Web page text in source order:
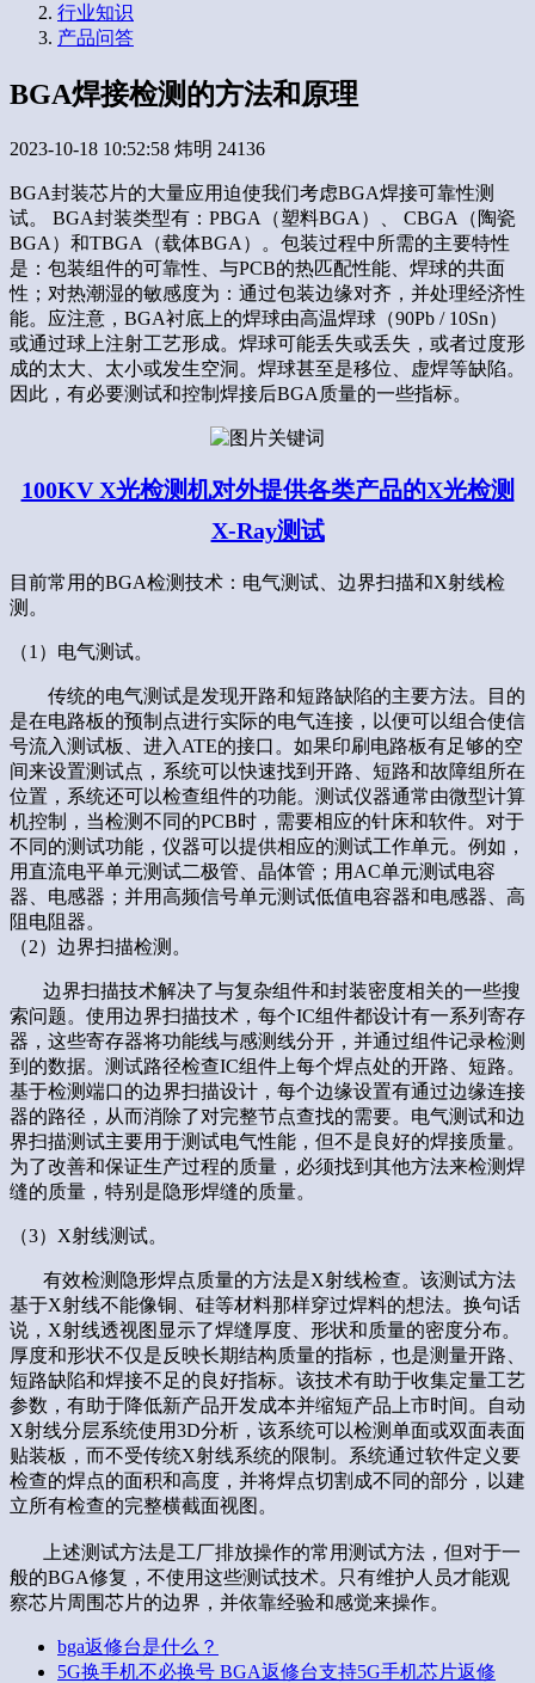
行业知识
产品问答
BGA焊接检测的方法和原理
2023-10-18 10:52:58 炜明 24136
BGA封装芯片的大量应用迫使我们考虑BGA焊接可靠性测
试。 BGA封装类型有：PBGA（塑料BGA）、 CBGA（陶瓷
BGA）和TBGA（载体BGA）。包装过程中所需的主要特性
是：包装组件的可靠性、与PCB的热匹配性能、焊球的共面
性；对热潮湿的敏感度为：通过包装边缘对齐，并处理经济性
能。应注意，BGA衬底上的焊球由高温焊球（90Pb / 10Sn）
或通过球上注射工艺形成。焊球可能丢失或丢失，或者过度形
成的太大、太小或发生空洞。焊球甚至是移位、虚焊等缺陷。
因此，有必要测试和控制焊接后BGA质量的一些指标。
100KV X光检测机对外提供各类产品的X光检测
X-Ray测试
目前常用的BGA检测技术：电气测试、边界扫描和X射线检
测。
（1）电气测试。
传统的电气测试是发现开路和短路缺陷的主要方法。目的
是在电路板的预制点进行实际的电气连接，以便可以组合使信
号流入测试板、进入ATE的接口。如果印刷电路板有足够的空
间来设置测试点，系统可以快速找到开路、短路和故障组所在
位置，系统还可以检查组件的功能。测试仪器通常由微型计算
机控制，当检测不同的PCB时，需要相应的针床和软件。对于
不同的测试功能，仪器可以提供相应的测试工作单元。例如，
用直流电平单元测试二极管、晶体管；用AC单元测试电容
器、电感器；并用高频信号单元测试低值电容器和电感器、高
阻电阻器。
（2）边界扫描检测。
边界扫描技术解决了与复杂组件和封装密度相关的一些搜
索问题。使用边界扫描技术，每个IC组件都设计有一系列寄存
器，这些寄存器将功能线与感测线分开，并通过组件记录检测
到的数据。测试路径检查IC组件上每个焊点处的开路、短路。
基于检测端口的边界扫描设计，每个边缘设置有通过边缘连接
器的路径，从而消除了对完整节点查找的需要。电气测试和边
界扫描测试主要用于测试电气性能，但不是良好的焊接质量。
为了改善和保证生产过程的质量，必须找到其他方法来检测焊
缝的质量，特别是隐形焊缝的质量。
（3）X射线测试。
有效检测隐形焊点质量的方法是X射线检查。该测试方法
基于X射线不能像铜、硅等材料那样穿过焊料的想法。换句话
说，X射线透视图显示了焊缝厚度、形状和质量的密度分布。
厚度和形状不仅是反映长期结构质量的指标，也是测量开路、
短路缺陷和焊接不足的良好指标。该技术有助于收集定量工艺
参数，有助于降低新产品开发成本并缩短产品上市时间。自动
X射线分层系统使用3D分析，该系统可以检测单面或双面表面
贴装板，而不受传统X射线系统的限制。系统通过软件定义要
检查的焊点的面积和高度，并将焊点切割成不同的部分，以建
立所有检查的完整横截面视图。
上述测试方法是工厂排放操作的常用测试方法，但对于一
般的BGA修复，不使用这些测试技术。只有维护人员才能观
察芯片周围芯片的边界，并依靠经验和感觉来操作。
bga返修台是什么？
5G换手机不必换号 BGA返修台支持5G手机芯片返修